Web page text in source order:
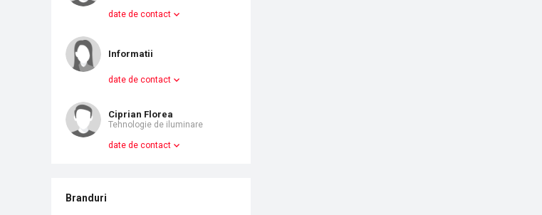
date de contact
Informatii
date de contact
Ciprian Florea
Tehnologie de iluminare
date de contact
Branduri